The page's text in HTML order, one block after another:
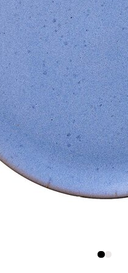
Åpent
2 i
Erich
Åpent
1 i